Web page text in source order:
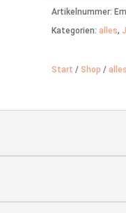
Artikelnummer:
Kategorien:alles,
Start /Shop /alles